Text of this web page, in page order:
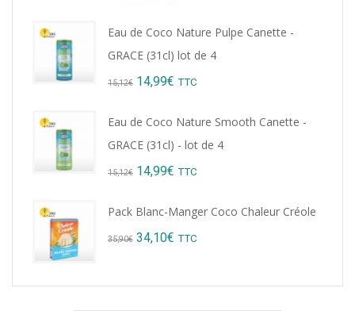
Eau de Coco Nature Pulpe Canette -
GRACE (31cl) lot de 4
15,12€ Original
14,99€ Current
TTC
Eau de Coco Nature Smooth Canette -
GRACE (31cl) - lot de 4
15,12€ Original
15,12€.
14,99€ Current
TTC
Pack Blanc-Manger Coco Chaleur Créole
35,90€ Original
was:
34,10€ Current
is:
TTC